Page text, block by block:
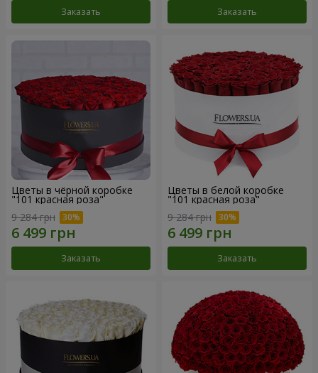
Заказать Заказать
Цветы в чёрной коробке
"101 красная роза"
9 284 грн
Заказать
Цветы в белой коробке
"101 красная роза"
9 284 грн
Заказать